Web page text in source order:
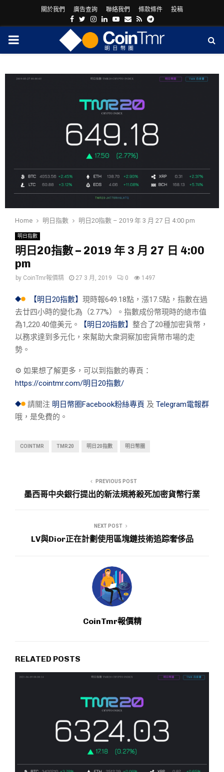
關於我們 廣告查詢 聯絡我們 條款條件 投稿
Facebook
Twitter
Instagram
LinkedinYoutube
Email
RssTelegram
PRIMARY
Home 明日指數 明日20指數 – 2019 年 3 月 27 日 4:00 pm
明日指數
明日20指數 – 2019 年 3 月 27 日 4:00
pm
by CoinTmr報價精 27 3 月, 2019 0 1497
【明日20指數】 現時報649.18點，漲17.5點，指數在過
去廿四小時的變化為（2.77%）。指數成份幣現時的總市值
為1,220.40億美元。
【明日20指數】 整合了20種加密貨幣，
以務求達到多元化，來幫助大衆洞察加密貨幣市場的走
勢。
⚙︎ 如果想了解更多，可以到指數的專頁：
https://cointmr.com/明日20指數/
請關注 明日幣圈Facebook粉絲專頁 及 Telegram電報群
哦，是免費的。
COINTMR TMR20 明日20指數 明日幣圈
PREVIOUS POST
墨西哥中央銀行提出的新法規將殺死加密貨幣行業
NEXT POST
LV與Dior正在計劃使用區塊鏈技術追踪奢侈品
CoinTmr報價精
RELATED POSTS